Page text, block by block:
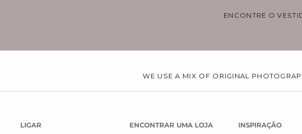
ENCONTRE O
WE USE A MIX OF ORIGINAL
LIGAR ENCONTRAR UMA LOJA INSPIRAÇÃO